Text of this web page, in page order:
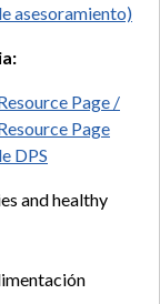
asesoramiento)
Page /
Page
DPS
and healthy